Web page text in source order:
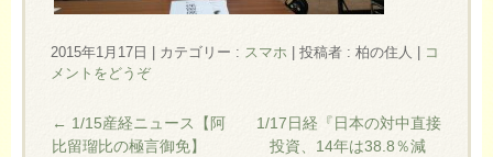
2015年1月17日 カテゴリー : スマホ 投稿者 : 柏の住人
コ
メントをどうぞ
← 1/15産経ニュース【阿
比留瑠比の極言御免】
1/17日経『日本の対中直接
投資、14年は38.8％減